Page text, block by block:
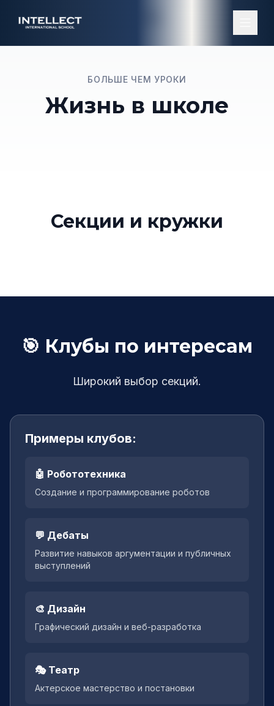
← Вернуться к Intellect Middle
БОЛЬШЕ ЧЕМ УРОКИ
Жизнь в школе
Секции и кружки
🎯 Клубы по интересам
Широкий выбор секций.
Примеры клубов:
🤖 Робототехника
Создание и программирование роботов
💬 Дебаты
Развитие навыков аргументации и публичных
выступлений
🎨 Дизайн
Графический дизайн и веб-разработка
🎭 Театр
Актерское мастерство и постановки